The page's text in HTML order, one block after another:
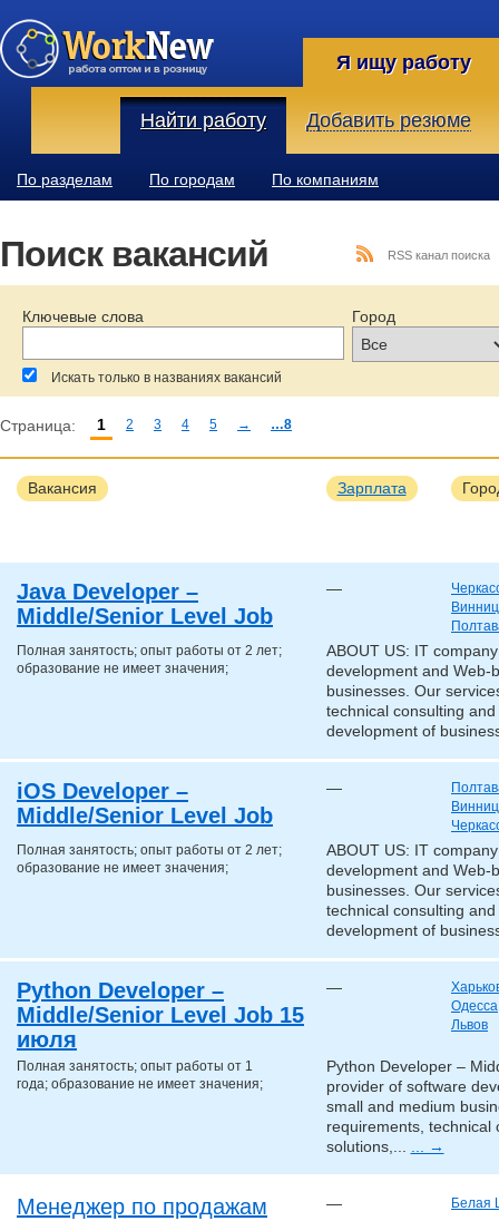
Я ищу работу
Найти работу Добавить резюме
По разделам По городам По компаниям
Поиск вакансий
Ключевые слова Город
Искать только в названиях вакансий
За последние: Зарплата:
RSS канал поиска
Страница: 1 2 3 4 5 → …8
Вакансия Зарплата
Java Developer –
Middle/Senior Level Job
—
Полная занятость; опыт работы от 2 лет;
образование не имеет значения;
ABOUT US: IT
development and Web-
businesses. Our
technical consulting
development of
iOS Developer –
Middle/Senior Level Job
—
Полная занятость; опыт работы от 2 лет;
образование не имеет значения;
ABOUT US: IT
development and Web-
businesses. Our
technical consulting
development of
Python Developer –
Middle/Senior Level Job 15
июля
—
Одесса
Львов
Полная занятость; опыт работы от 1
года; образование не имеет значения;
Python Developer –
provider of software
small and medium
requirements, technical
solutions,... ... →
Менеджер по продажам —
Белая